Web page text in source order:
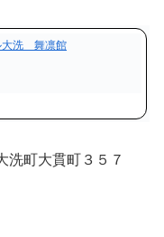
大洗 舞凛館
洗町大貫町３５７